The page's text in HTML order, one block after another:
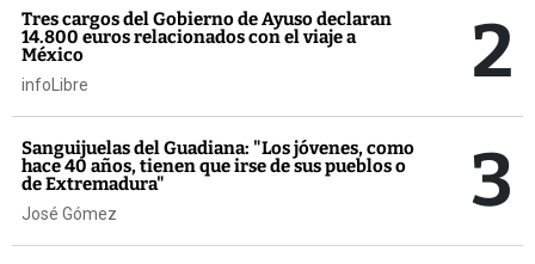
Tres cargos del Gobierno de Ayuso declaran
14.800 euros relacionados con el viaje a
México
infoLibre 2
Sanguijuelas del Guadiana: "Los jóvenes, como
hace 40 años, tienen que irse de sus pueblos o
de Extremadura"
José Gómez 3